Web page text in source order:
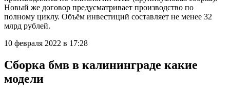
Новый же договор предусматривает производство по
полному циклу. Объём инвестиций составляет не менее 32
млрд рублей.
10 февраля 2022 в 17:28
Сборка бмв в калининграде какие
модели